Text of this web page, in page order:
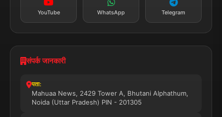
YouTube WhatsApp Telegram
संपर्क जानकारी
पता:
Mahuaa News, 2429 Tower A, Bhutani Alphathum,
Noida (Uttar Pradesh) PIN - 201305